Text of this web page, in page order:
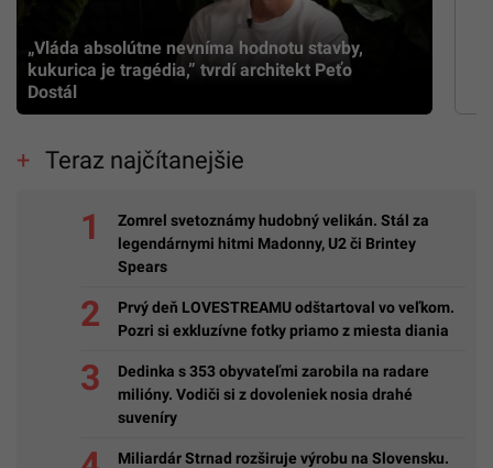
„Vláda absolútne nevníma hodnotu stavby,
kukurica je tragédia,” tvrdí architekt Peťo
Dostál
Teraz najčítanejšie
Zomrel svetoznámy hudobný velikán. Stál za
legendárnymi hitmi Madonny, U2 či Brintey
Spears
Prvý deň LOVESTREAMU odštartoval vo veľkom.
Pozri si exkluzívne fotky priamo z miesta diania
Dedinka s 353 obyvateľmi zarobila na radare
milióny. Vodiči si z dovoleniek nosia drahé
suveníry
Miliardár Strnad rozširuje výrobu na Slovensku.